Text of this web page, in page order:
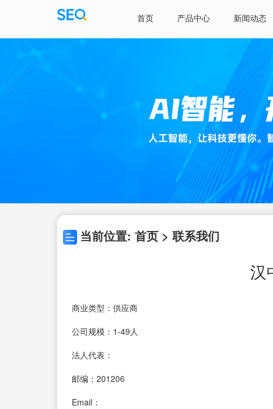
首页 产品中心 新闻动态
当前位置: 首页 > 联系我们
汉
商业类型：供应商
公司规模：1-49人
法人代表：
邮编：201206
Email：